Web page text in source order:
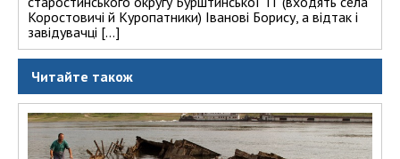
Коростовичі й Куропатники) Іванові Борису, а відтак і
завідувачці […]
Читайте також